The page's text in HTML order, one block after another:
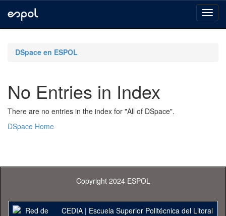
navigationDSpace en ESPOL
No Entries in Index
There are no entries in the index for "All of DSpace".
DSpace Home
Copyright 2024 ESPOL
CEDIA| Escuela Superior Politécnica del Litoral